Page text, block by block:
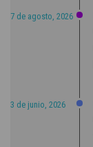
7 de agosto, 2026
3 de junio, 2026